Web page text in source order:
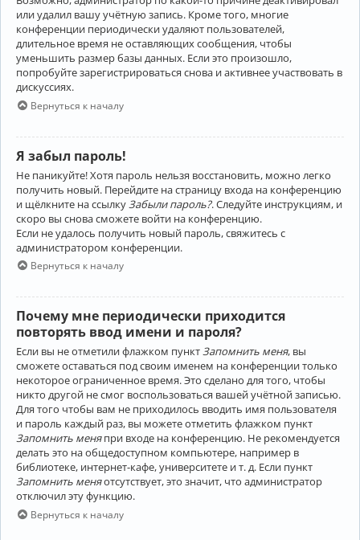
или удалил вашу учётную запись. Кроме того, многие
конференции периодически удаляют пользователей,
длительное время не оставляющих сообщения, чтобы
уменьшить размер базы данных. Если это произошло,
попробуйте зарегистрироваться снова и активнее участвовать в
дискуссиях.
Вернуться к началу
Я забыл пароль!
Не паникуйте! Хотя пароль нельзя восстановить, можно легко
получить новый. Перейдите на страницу входа на конференцию
и щёлкните на ссылку Забыли пароль?. Следуйте инструкциям, и
скоро вы снова сможете войти на конференцию.
Если не удалось получить новый пароль, свяжитесь с
администратором конференции.
Вернуться к началу
Почему мне периодически приходится
повторять ввод имени и пароля?
Если вы не отметили флажком пунктЗапомнить меня, вы
сможете оставаться под своим именем на конференции только
некоторое ограниченное время. Это сделано для того, чтобы
никто другой не смог воспользоваться вашей учётной записью.
Для того чтобы вам не приходилось вводить имя пользователя
и пароль каждый раз, вы можете отметить флажком пункт
Запомнить меняпри входе на конференцию. Не рекомендуется
делать это на общедоступном компьютере, например в
библиотеке, интернет-кафе, университете и т. д. Если пункт
Запомнить меняотсутствует, это значит, что администратор
отключил эту функцию.
Вернуться к началу